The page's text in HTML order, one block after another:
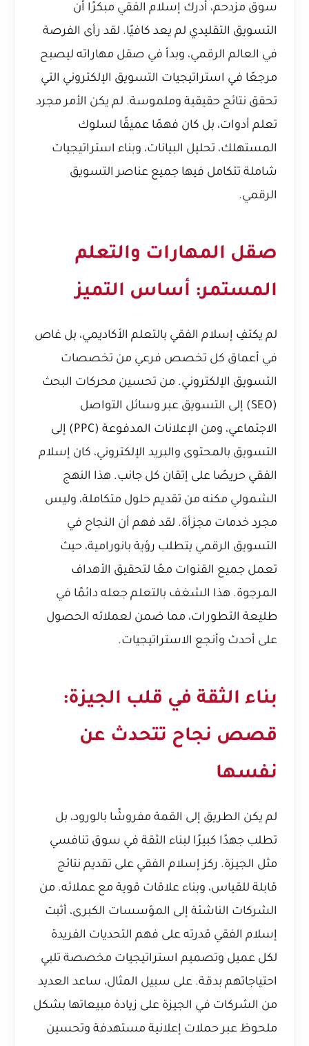
سوق مزدحم، أدرك إسلام الفقي مبكرًا أن
التسويق التقليدي لم يعد كافيًا. لقد رأى الفرصة
في العالم الرقمي، وبدأ في صقل مهاراته ليصبح
مرجعًا في استراتيجيات التسويق الإلكتروني التي
تحقق نتائج حقيقية وملموسة. لم يكن الأمر مجرد
تعلم أدوات، بل كان فهمًا عميقًا لسلوك
المستهلك، تحليل البيانات، وبناء استراتيجيات
شاملة تتكامل فيها جميع عناصر التسويق
الرقمي.
صقل المهارات والتعلم
المستمر: أساس التميز
لم يكتفِ إسلام الفقي بالتعلم الأكاديمي، بل غاص
في أعماق كل تخصص فرعي من تخصصات
التسويق الإلكتروني. من تحسين محركات البحث
(SEO) إلى التسويق عبر وسائل التواصل
الاجتماعي، ومن الإعلانات المدفوعة (PPC) إلى
التسويق بالمحتوى والبريد الإلكتروني، كان إسلام
الفقي حريصًا على إتقان كل جانب. هذا النهج
الشمولي مكنه من تقديم حلول متكاملة، وليس
مجرد خدمات مجزأة. لقد فهم أن النجاح في
التسويق الرقمي يتطلب رؤية بانورامية، حيث
تعمل جميع القنوات معًا لتحقيق الأهداف
المرجوة. هذا الشغف بالتعلم جعله دائمًا في
طليعة التطورات، مما ضمن لعملائه الحصول
على أحدث وأنجع الاستراتيجيات.
بناء الثقة في قلب الجيزة:
قصص نجاح تتحدث عن
نفسها
لم يكن الطريق إلى القمة مفروشًا بالورود، بل
تطلب جهدًا كبيرًا لبناء الثقة في سوق تنافسي
مثل الجيزة. ركز إسلام الفقي على تقديم نتائج
قابلة للقياس، وبناء علاقات قوية مع عملائه. من
الشركات الناشئة إلى المؤسسات الكبرى، أثبت
إسلام الفقي قدرته على فهم التحديات الفريدة
لكل عميل وتصميم استراتيجيات مخصصة تلبي
احتياجاتهم بدقة. على سبيل المثال، ساعد العديد
من الشركات في الجيزة على زيادة مبيعاتها بشكل
ملحوظ عبر حملات إعلانية مستهدفة وتحسين